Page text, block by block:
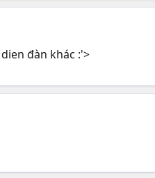
đàn khác :'>